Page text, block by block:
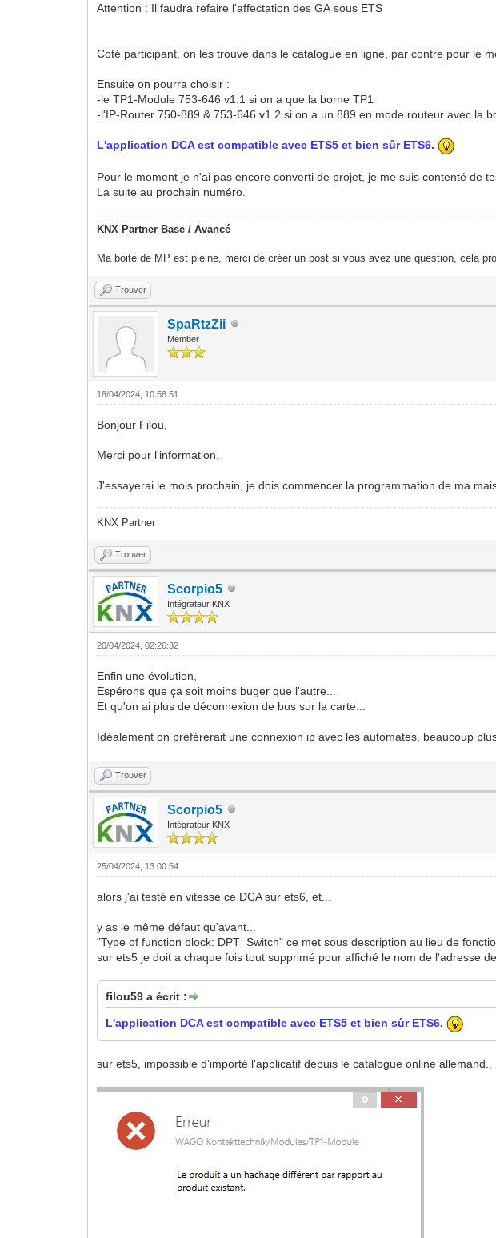
Attention : Il faudra refaire l'affectation des GA sous ETS
Coté participant, on les trouve dans le catalogue en ligne, par contre pour le
Ensuite on pourra choisir :
-le TP1-Module 753-646 v1.1 si on a que la borne TP1
-l'IP-Router 750-889 & 753-646 v1.2 si on a un 889 en mode routeur avec la
L'application DCA est compatible avec ETS5 et bien sûr ETS6.
Pour le moment je n'ai pas encore converti de projet, je me suis contenté de
La suite au prochain numéro.
KNX Partner Base / Avancé
Ma boite de MP est pleine, merci de créer un post si vous avez une question, cela
Trouver
SpaRtzZii
Member
18/04/2024, 10:58:51
Bonjour Filou,
Merci pour l'information.
J'essayerai le mois prochain, je dois commencer la programmation de ma
KNX Partner
Trouver
Scorpio5
Intégrateur KNX
20/04/2024, 02:26:32
Enfin une évolution,
Espérons que ça soit moins buger que l'autre...
Et qu'on ai plus de déconnexion de bus sur la carte...
Idéalement on préférerait une connexion ip avec les automates, beaucoup
Trouver
Scorpio5
Intégrateur KNX
25/04/2024, 13:00:54
alors j'ai testé en vitesse ce DCA sur ets6, et...
y as le même défaut qu'avant...
"Type of function block: DPT_Switch" ce met sous description au lieu de
sur ets5 je doit a chaque fois tout supprimé pour affiché le nom de l'adresse
filou59 a écrit :
L'application DCA est compatible avec ETS5 et bien sûr ETS6.
sur ets5, impossible d'importé l'applicatif depuis le catalogue online allemand..